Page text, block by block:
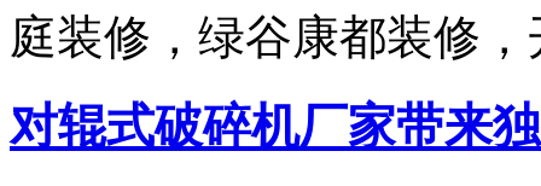
庭装修，绿谷康都装修
对辊式破碎机厂家带来